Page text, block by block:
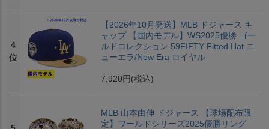
4
位
【2026年10月発送】MLB ドジャース キ
ャップ 【国内モデル】WS2025優勝 ゴー
ルドコレクション 59FIFTY Fitted Hat ニ
ューエラ/New Era ロイヤル
7,920円 (税込)
MLB 山本由伸 ドジャース 【球場配布限
定】ワールドシリーズ2025優勝リング